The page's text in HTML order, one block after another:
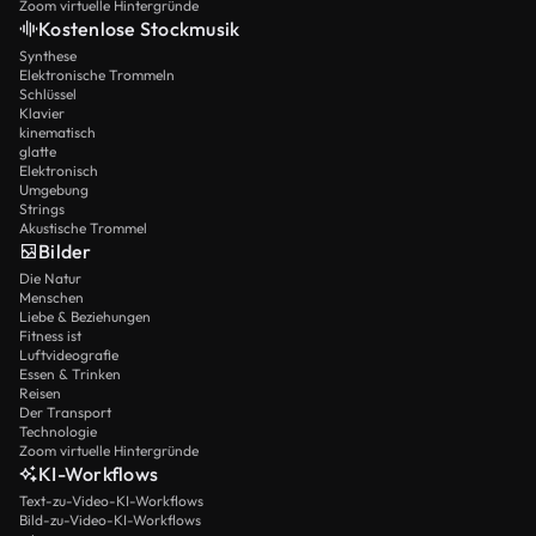
Zoom virtuelle Hintergründe
Kostenlose Stockmusik
Synthese
Elektronische Trommeln
Schlüssel
Klavier
kinematisch
glatte
Elektronisch
Umgebung
Strings
Akustische Trommel
Bilder
Die Natur
Menschen
Liebe & Beziehungen
Fitness ist
Luftvideografie
Essen & Trinken
Reisen
Der Transport
Technologie
Zoom virtuelle Hintergründe
KI-Workflows
Text-zu-Video-KI-Workflows
Bild-zu-Video-KI-Workflows